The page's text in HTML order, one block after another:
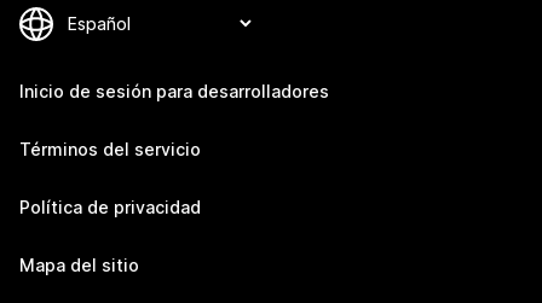
Inicio de sesión para desarrolladores
Términos del servicio
Política de privacidad
Mapa del sitio